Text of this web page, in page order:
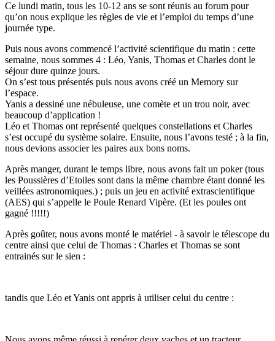
Ce lundi matin, tous les 10-12 ans se sont réunis au forum pour
qu’on nous explique les règles de vie et l’emploi du temps d’une
journée type.
Puis nous avons commencé l’activité scientifique du matin : cette
semaine, nous sommes 4 : Léo, Yanis, Thomas et Charles dont le
séjour dure quinze jours.
On s’est tous présentés puis nous avons créé un Memory sur
l’espace.
Yanis a dessiné une nébuleuse, une comète et un trou noir, avec
beaucoup d’application !
Léo et Thomas ont représenté quelques constellations et Charles
s’est occupé du système solaire. Ensuite, nous l’avons testé ; à la fin,
nous devions associer les paires aux bons noms.
Après manger, durant le temps libre, nous avons fait un poker (tous
les Poussières d’Etoiles sont dans la même chambre étant donné les
veillées astronomiques.) ; puis un jeu en activité extrascientifique
(AES) qui s’appelle le Poule Renard Vipère. (Et les poules ont
gagné !!!!!)
Après goûter, nous avons monté le matériel - à savoir le télescope du
centre ainsi que celui de Thomas : Charles et Thomas se sont
entrainés sur le sien :
tandis que Léo et Yanis ont appris à utiliser celui du centre :